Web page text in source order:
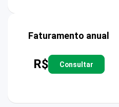
Faturamento anual
R$ Consultar